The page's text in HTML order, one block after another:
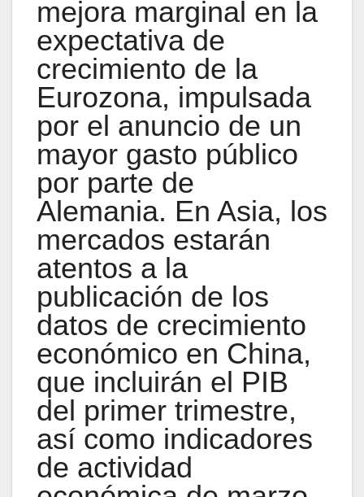
mejora marginal en la
expectativa de
crecimiento de la
Eurozona, impulsada
por el anuncio de un
mayor gasto público
por parte de
Alemania. En Asia, los
mercados estarán
atentos a la
publicación de los
datos de crecimiento
económico en China,
que incluirán el PIB
del primer trimestre,
así como indicadores
de actividad